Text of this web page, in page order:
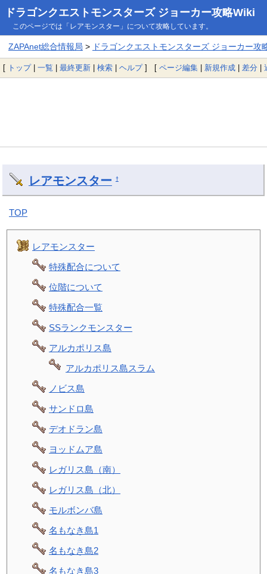
ドラゴンクエストモンスターズ ジョーカー攻略Wiki
このページでは「レアモンスター」について攻略しています。
ZAPAnet総合情報局 > ドラゴンクエストモンスターズ ジョーカー攻
[ トップ| 一覧 | 最終更新 | 検索 | ヘルプ] [ ページ編集 | 新規作成 | 差分 |
レアモンスター †
TOP
レアモンスター
特殊配合について
位階について
特殊配合一覧
SSランクモンスター
アルカポリス島
アルカポリス島スラム
ノビス島
サンドロ島
デオドラン島
ヨッドムア島
レガリス島（南）
レガリス島（北）
モルボンバ島
名もなき島1
名もなき島2
名もなき島3